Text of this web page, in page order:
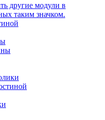
другие модули в
таким значком.